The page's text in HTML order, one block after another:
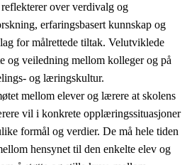
over verdivalg og
erfaringsbasert kunnskap og
for målrettede tiltak. Velutviklede
og veiledning mellom kolleger og på
og læringskultur.
mellom elever og lærere at skolens
vil i konkrete opplæringssituasjoner
formål og verdier. De må hele tiden
hensynet til den enkelte elev og